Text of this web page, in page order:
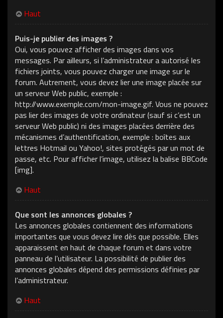
Haut
Puis-je publier des images ?
Oui, vous pouvez afficher des images dans vos
messages. Par ailleurs, si l’administrateur a autorisé les
fichiers joints, vous pouvez charger une image sur le
forum. Autrement, vous devez lier une image placée sur
un serveur Web public, exemple :
http://www.exemple.com/mon-image.gif. Vous ne pouvez
pas lier des images de votre ordinateur (sauf si c’est un
serveur Web public) ni des images placées derrière des
mécanismes d’authentification, exemple : boîtes aux
lettres Hotmail ou Yahoo!, sites protégés par un mot de
passe, etc. Pour afficher l’image, utilisez la balise BBCode
[img].
Haut
Que sont les annonces globales ?
Les annonces globales contiennent des informations
importantes que vous devez lire dès que possible. Elles
apparaissent en haut de chaque forum et dans votre
panneau de l’utilisateur. La possibilité de publier des
annonces globales dépend des permissions définies par
l’administrateur.
Haut